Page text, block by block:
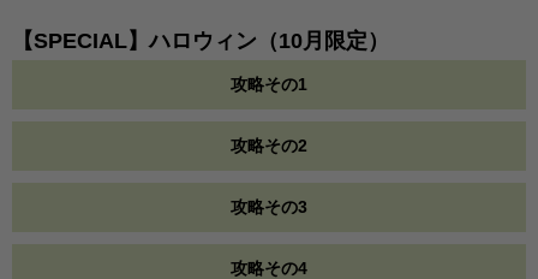
【SPECIAL】ハロウィン（10月限定）
攻略その1
攻略その2
攻略その3
攻略その4